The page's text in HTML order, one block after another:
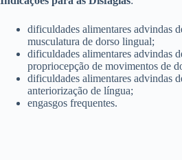
dificuldades alimentares advindas
musculatura de dorso lingual;
dificuldades alimentares advindas
propriocepção de movimentos de
dificuldades alimentares advindas
anteriorização de língua;
engasgos frequentes.